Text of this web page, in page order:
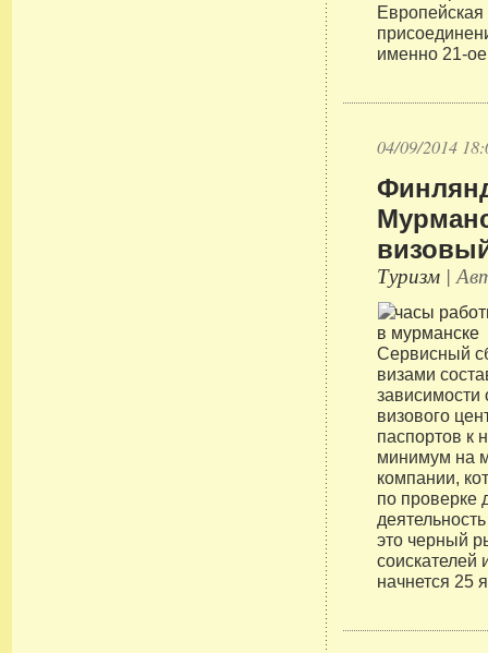
именно 21-
04/09/2014
Туризм |
Сервисный
визами
визового
паспортов к
минимум на
компании,
по проверке
это черный
соискателей
начнется 25